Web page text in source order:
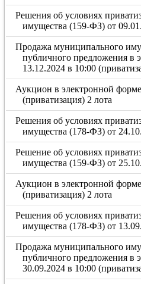
Решения об условиях
имущества (159-ФЗ) от
Продажа муниципального
публичного предложения в
13.12.2024 в 10:00
Аукцион в электронной
(приватизация) 2 лота
Решения об условиях
имущества (178-ФЗ) от
Решение об условиях
имущества (159-ФЗ) от
Аукцион в электронной
(приватизация) 2 лота
Решения об условиях
имущества (178-ФЗ) от
Продажа муниципального
публичного предложения в
30.09.2024 в 10:00